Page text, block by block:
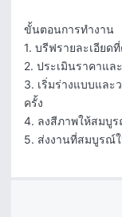
ขั้นตอนการทำงาน
1. บรีฟรายละเอียด
2. ประเมินราคาแล
3. เริ่มร่างแบบและ
ครั้ง
4. ลงสีภาพให้สมบู
5. ส่งงานที่สมบูรณ์